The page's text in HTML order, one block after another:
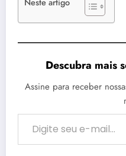
Neste artigo
Descubra mais
Assine para receber
Digite seu e-mail…